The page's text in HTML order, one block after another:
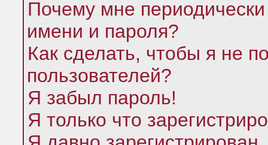
Почему мне
имени и пароля?
Как сделать, чтобы я не
пользователей?
Я забыл пароль!
Я только что